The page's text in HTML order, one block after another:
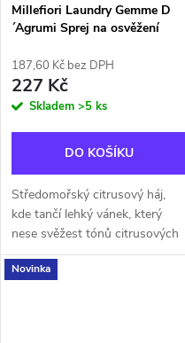
Millefiori Laundry Gemme D
´Agrumi Sprej na osvěžení
187,60 Kč bez DPH
227 Kč
Skladem >5 ks
DO KOŠÍKU
Středomořský citrusový háj,
kde tančí lehký vánek, který
nese svěžest tónů citrusových
plodů inspirovaných citronem a
bergamotem. Květinové srdce
Novinka